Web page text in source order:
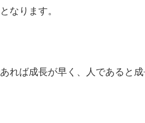
なります。
れば成長が早く、人であると